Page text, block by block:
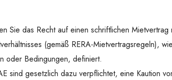
Sie das Recht auf einen schriftlichen Mietvertrag
(gemäß RERA-Mietvertragsregeln),
oder Bedingungen, definiert.
sind gesetzlich dazu verpflichtet, eine Kaution